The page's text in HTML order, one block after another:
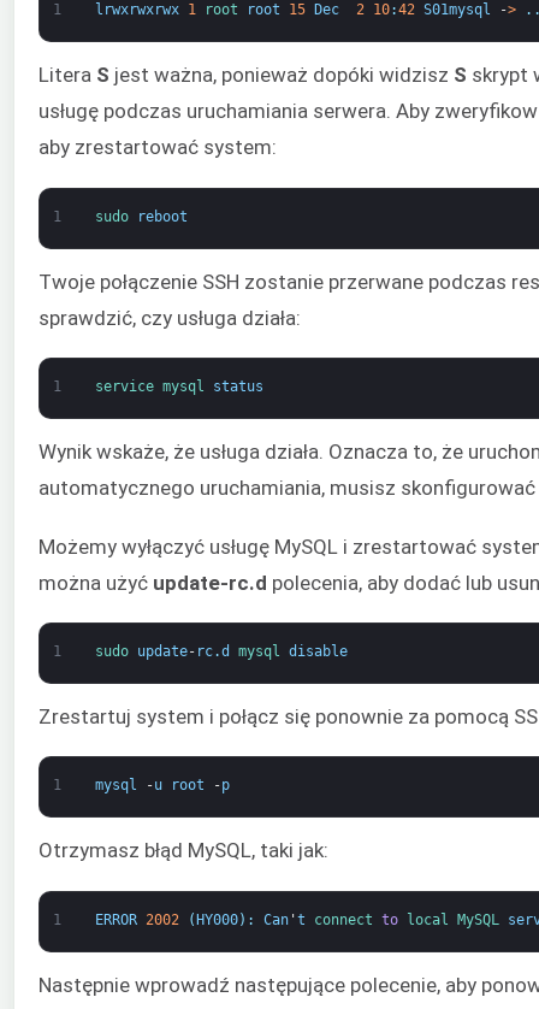
1 lrwxrwxrwx 1 root root 15 Dec 2 10:42 S01mysql -> .
Litera S jest ważna, ponieważ dopóki widzisz S skrypt
usługę podczas uruchamiania serwera. Aby
aby zrestartować system:
1 sudo reboot
Twoje połączenie SSH zostanie przerwane podczas
sprawdzić, czy usługa działa:
1 service mysql status
Wynik wskaże, że usługa działa. Oznacza to, że
automatycznego uruchamiania, musisz
Możemy wyłączyć usługę MySQL i zrestartować
można użyć update-rc.d polecenia, aby dodać lub
1 sudo update- rc.d mysql disable
Zrestartuj system i połącz się ponownie za pomocą
1 mysql -u root -p
Otrzymasz błąd MySQL, taki jak:
1 ERROR 2002 (HY000) : Can' t connect to local MySQL
Następnie wprowadź następujące polecenie, aby